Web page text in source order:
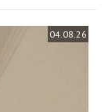
04.08.26